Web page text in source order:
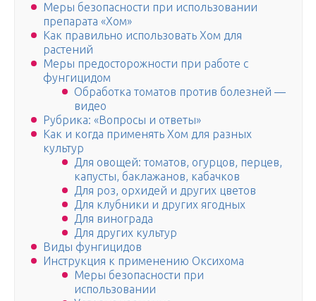
Меры безопасности при использовании
препарата «Хом»
Как правильно использовать Хом для
растений
Меры предосторожности при работе с
фунгицидом
Обработка томатов против болезней —
видео
Рубрика: «Вопросы и ответы»
Как и когда применять Хом для разных
культур
Для овощей: томатов, огурцов, перцев,
капусты, баклажанов, кабачков
Для роз, орхидей и других цветов
Для клубники и других ягодных
Для винограда
Для других культур
Виды фунгицидов
Инструкция к применению Оксихома
Меры безопасности при
использовании